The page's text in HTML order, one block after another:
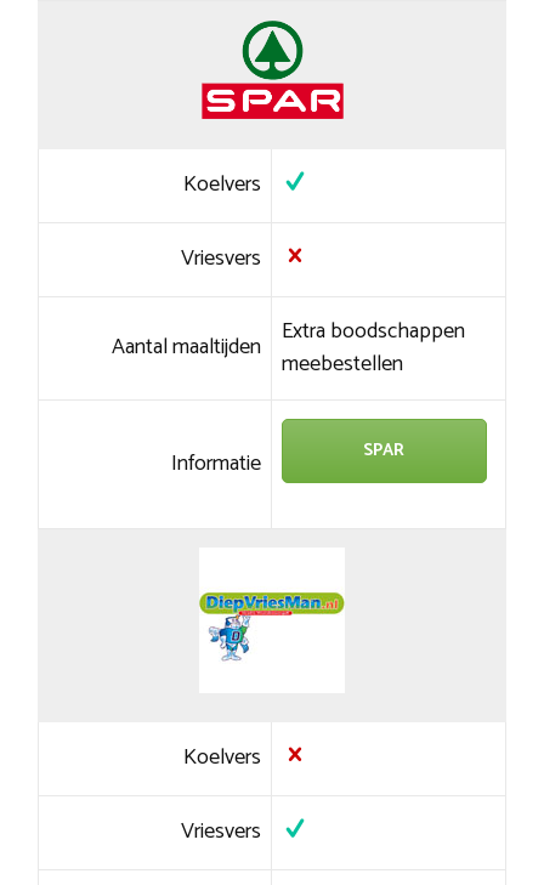
Koelvers
Vriesvers
Aantal maaltijden Extra boodschappen
meebestellen
Informatie SPAR
Koelvers
Vriesvers